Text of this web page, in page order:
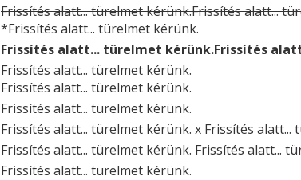
Frissítés alatt... türelmet kérünk.Frissítés alatt...
*Frissítés alatt... türelmet kérünk.
Frissítés alatt... türelmet kérünk.Frissítés
Frissítés alatt... türelmet kérünk.
Frissítés alatt... türelmet kérünk.
Frissítés alatt... türelmet kérünk.
Frissítés alatt... türelmet kérünk. x Frissítés alatt...
Frissítés alatt... türelmet kérünk. Frissítés alatt...
Frissítés alatt... türelmet kérünk.